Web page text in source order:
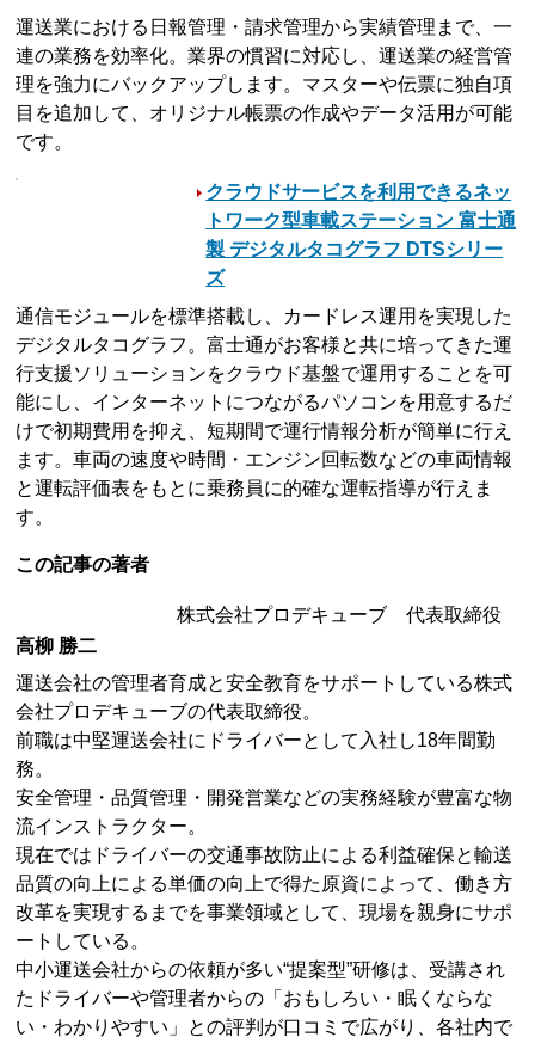
運送業における日報管理・請求管理から実績管理まで、一
連の業務を効率化。業界の慣習に対応し、運送業の経営管
理を強力にバックアップします。マスターや伝票に独自項
目を追加して、オリジナル帳票の作成やデータ活用が可能
です。
クラウドサービスを利用できるネッ
トワーク型車載ステーション 富士通
製 デジタルタコグラフ DTSシリー
ズ
通信モジュールを標準搭載し、カードレス運用を実現した
デジタルタコグラフ。富士通がお客様と共に培ってきた運
行支援ソリューションをクラウド基盤で運用することを可
能にし、インターネットにつながるパソコンを用意するだ
けで初期費用を抑え、短期間で運行情報分析が簡単に行え
ます。車両の速度や時間・エンジン回転数などの車両情報
と運転評価表をもとに乗務員に的確な運転指導が行えま
す。
この記事の著者
株式会社プロデキューブ 代表取締役
高柳 勝二
運送会社の管理者育成と安全教育をサポートしている株式
会社プロデキューブの代表取締役。
前職は中堅運送会社にドライバーとして入社し18年間勤
務。
安全管理・品質管理・開発営業などの実務経験が豊富な物
流インストラクター。
現在ではドライバーの交通事故防止による利益確保と輸送
品質の向上による単価の向上で得た原資によって、働き方
改革を実現するまでを事業領域として、現場を親身にサポ
ートしている。
中小運送会社からの依頼が多い“提案型”研修は、受講され
たドライバーや管理者からの「おもしろい・眠くならな
い・わかりやすい」との評判が口コミで広がり、各社内で